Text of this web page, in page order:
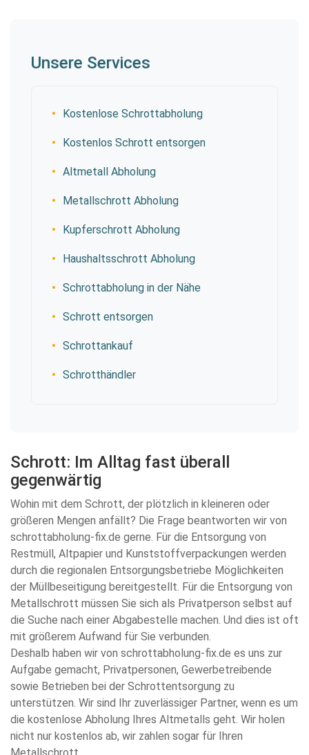
Unsere Services
Kostenlose Schrottabholung
Kostenlos Schrott entsorgen
Altmetall Abholung
Metallschrott Abholung
Kupferschrott Abholung
Haushaltsschrott Abholung
Schrottabholung in der Nähe
Schrott entsorgen
Schrottankauf
Schrotthändler
Schrott: Im Alltag fast überall
gegenwärtig
Wohin mit dem Schrott, der plötzlich in kleineren oder
größeren Mengen anfällt? Die Frage beantworten wir von
schrottabholung-fix.de gerne. Für die Entsorgung von
Restmüll, Altpapier und Kunststoffverpackungen werden
durch die regionalen Entsorgungsbetriebe Möglichkeiten
der Müllbeseitigung bereitgestellt. Für die Entsorgung von
Metallschrott müssen Sie sich als Privatperson selbst auf
die Suche nach einer Abgabestelle machen. Und dies ist oft
mit größerem Aufwand für Sie verbunden.
Deshalb haben wir von schrottabholung-fix.de es uns zur
Aufgabe gemacht, Privatpersonen, Gewerbetreibende
sowie Betrieben bei der Schrottentsorgung zu
unterstützen. Wir sind Ihr zuverlässiger Partner, wenn es um
die kostenlose Abholung Ihres Altmetalls geht. Wir holen
nicht nur kostenlos ab, wir zahlen sogar für Ihren